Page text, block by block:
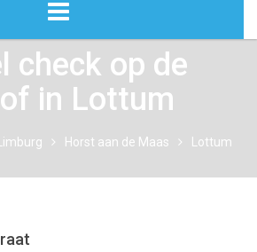
GLASVEZEL PROVIDERS
PROVIDERS
INTERNET PROVIDERS
PAKKETTEN
check op de
in Lottum
Limburg Horst aan de Maas
Lottum